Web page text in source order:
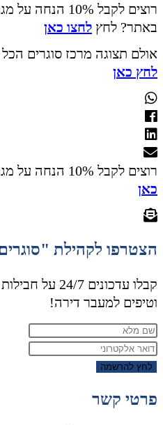
רוצים לקבל 10%
באתר? לחץ לחצו כאן
אולם תצוגה מרכז סוגרים
לחץ כאן
רוצים לקבל 10% הנחה על מגוון מוצרים באתר?
כאן
הצטרפו לקהילת
קבלו עדכונים
וטיפים למעבר דירה!
לחץ להרשמה
פרטי קשר